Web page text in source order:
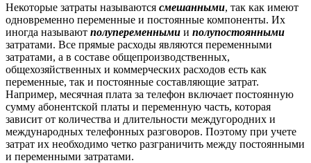
Некоторые затраты называются смешанными, так как имеют
одновременно переменные и постоянные компоненты. Их
иногда называют полупеременными и полупостоянными
затратами. Все прямые расходы являются переменными
затратами, а в составе общепроизводственных,
общехозяйственных и коммерческих расходов есть как
переменные, так и постоянные составляющие затрат.
Например, месячная плата за телефон включает постоянную
сумму абонентской платы и переменную часть, которая
зависит от количества и длительности междугородних и
международных телефонных разговоров. Поэтому при учете
затрат их необходимо четко разграничить между постоянными
и переменными затратами.